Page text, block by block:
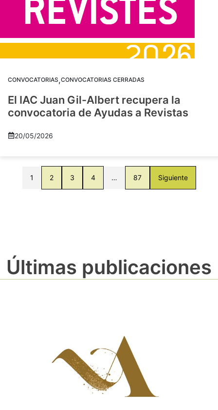
CONVOCATORIAS,CONVOCATORIAS CERRADAS
El IAC Juan Gil-Albert recupera la
convocatoria de Ayudas a Revistas
20/05/2026
1 2 3 4 … 87 Siguiente
Últimas publicaciones